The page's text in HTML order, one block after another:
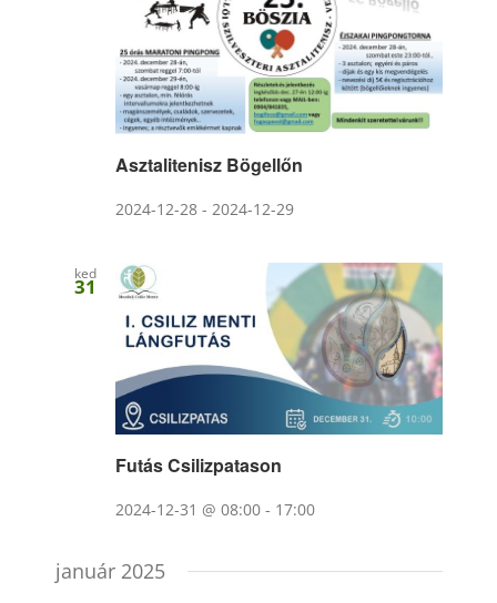
Asztalitenisz Bögellőn
2024-12-28- 2024-12-29
ked
31
Futás Csilizpatason
2024-12-31 @ 08:00- 17:00
január 2025